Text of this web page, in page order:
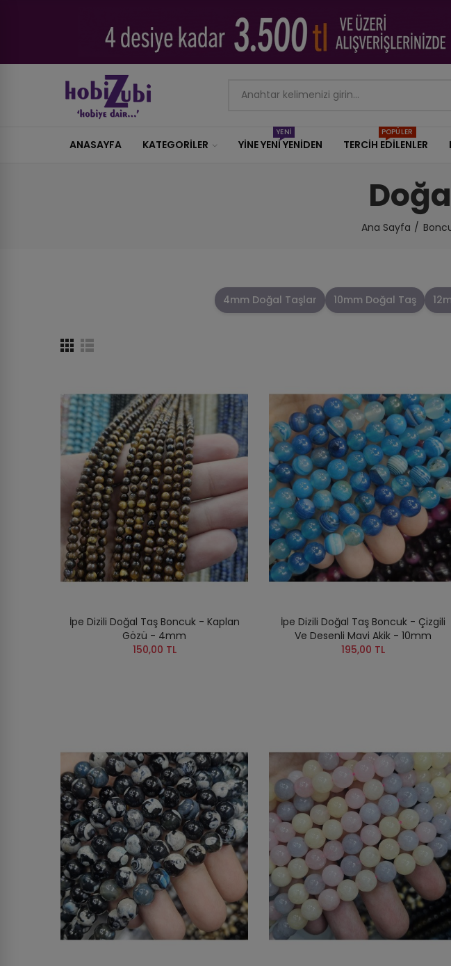
ANASAYFA KATEGORILER YİNE YENİ YENİDEN
YENİ
TERCİH EDİLENLER
POPÜLER
Ana Sayfa
4mm Doğal Taşlar 10mm Doğal Taş
İpe Dizili Doğal Taş Boncuk - Kaplan
Gözü - 4mm
150,00 TL
İpe Dizili Doğal Taş Boncuk - Çizgili
Ve Desenli Mavi Akik - 10mm
195,00 TL